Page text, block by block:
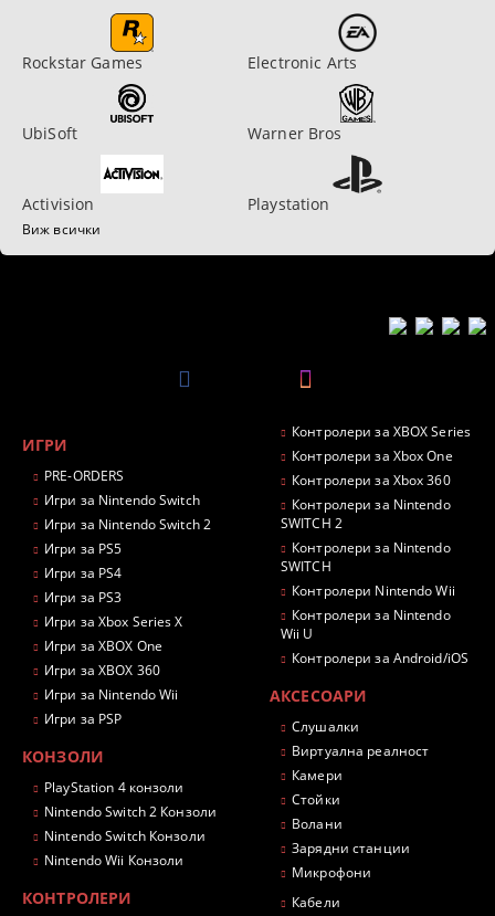
Rockstar Games Electronic Arts
UbiSoft Warner Bros
Activision Playstation
Виж всички
ИГРИ
PRE-ORDERS
Игри за Nintendo Switch
Игри за Nintendo Switch 2
Игри за PS5
Игри за PS4
Игри за PS3
Игри за Xbox Series X
Игри за XBOX One
Игри за XBOX 360
Игри за Nintendo Wii
Игри за PSP
КОНЗОЛИ
PlayStation 4 конзоли
Nintendo Switch 2 Конзоли
Nintendo Switch Конзоли
Nintendo Wii Конзоли
КОНТРОЛЕРИ
Контролери за XBOX Series
Контролери за Xbox One
Контролери за Xbox 360
Контролери за Nintendo
SWITCH 2
Контролери за Nintendo
SWITCH
Контролери Nintendo Wii
Контролери за Nintendo
Wii U
Контролери за Android/iOS
АКСЕСОАРИ
Слушалки
Виртуална реалност
Камери
Стойки
Волани
Зарядни станции
Микрофони
Кабели